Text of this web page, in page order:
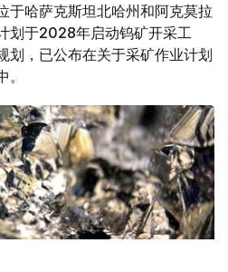
于哈萨克斯坦北哈州和阿克莫拉
划于2028年启动钨矿开采工
划，已公布在关于采矿作业计划